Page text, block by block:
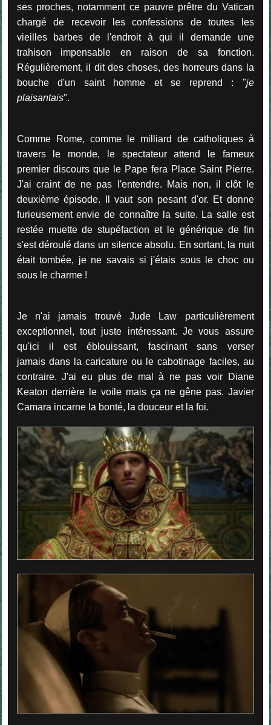
ses proches, notamment ce pauvre prêtre du Vatican
chargé de recevoir les confessions de toutes les
vieilles barbes de l'endroit à qui il demande une
trahison impensable en raison de sa fonction.
Régulièrement, il dit des choses, des horreurs dans la
bouche d'un saint homme et se reprend : "je
plaisantais".
Comme Rome, comme le milliard de catholiques à
travers le monde, le spectateur attend le fameux
premier discours que le Pape fera Place Saint Pierre.
J'ai craint de ne pas l'entendre. Mais non, il clôt le
deuxième épisode. Il vaut son pesant d'or. Et donne
furieusement envie de connaître la suite. La salle est
restée muette de stupéfaction et le générique de fin
s'est déroulé dans un silence absolu. En sortant, la nuit
était tombée, je ne savais si j'étais sous le choc ou
sous le charme !
Je n'ai jamais trouvé Jude Law particulièrement
exceptionnel, tout juste intéressant. Je vous assure
qu'ici il est éblouissant, fascinant sans verser
jamais dans la caricature ou le cabotinage faciles, au
contraire. J'ai eu plus de mal à ne pas voir Diane
Keaton derrière le voile mais ça ne gêne pas. Javier
Camara incarne la bonté, la douceur et la foi.